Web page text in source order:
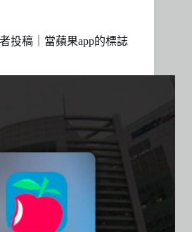
投稿｜當蘋果app的標誌